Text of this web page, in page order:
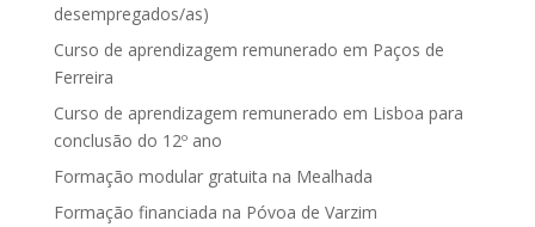
desempregados/as)
Curso de aprendizagem remunerado em Paços de
Ferreira
Curso de aprendizagem remunerado em Lisboa para
conclusão do 12º ano
Formação modular gratuita na Mealhada
Formação financiada na Póvoa de Varzim